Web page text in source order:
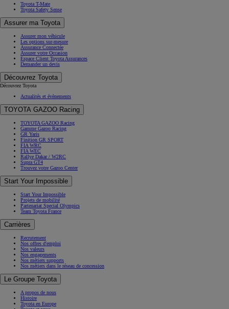
Toyota T-Mate
Toyota Safety Sense
Assurer ma Toyota
Assurer mon véhicule
Les options sur-mesure
Assurance Connectée
Assurer votre Occasion
Espace Client Toyota Assurances
Demander un devis
Découvrez Toyota
Découvrez Toyota
Actualités et évènements
TOYOTA GAZOO Racing
TOYOTA GAZOO Racing
Gamme Gazoo Racing
GR Yaris
Finition GR SPORT
FIA WRC
FIA WEC
Rallye Dakar / W2RC
Supra GT4
Trouvez votre Gazoo Center
Start Your Impossible
Start Your Impossible
Projets de mobilité
Partenariat Special Olympics
Team Toyota France
Carrières
Recrutement
Nos offres d'emploi
Nos valeurs
Nos engagements
Nos métiers supports
Nos métiers dans le réseau de concession
Le Groupe Toyota
A propos de nous
Histoire
Toyota en Europe